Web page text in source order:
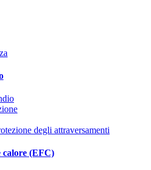
degli attraversamenti
calore (EFC)